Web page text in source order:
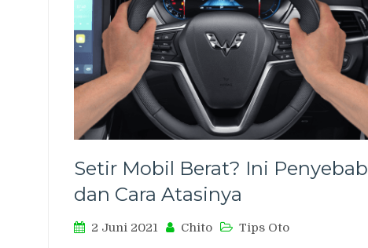
Setir Mobil Berat? Ini Penyebab
dan Cara Atasinya
2 Juni 2021 Chito Tips Oto